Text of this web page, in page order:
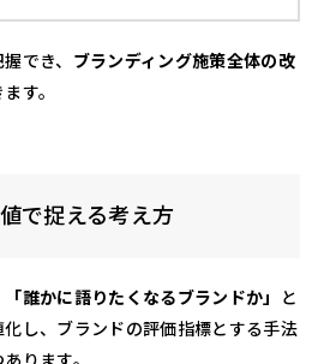
でき、 ブランディング施策全体の改
す。
で捉える考え方
誰かに語りたくなるブランドか」 と
化し、ブランドの評価指標とする手法